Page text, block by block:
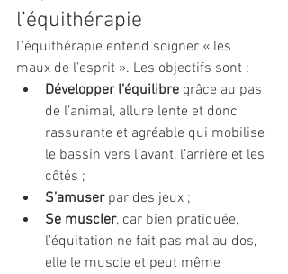
l’équithérapie
L’équithérapie entend soigner « les
maux de l’esprit ». Les objectifs sont :
Développer l’équilibre grâce au pas
de l’animal, allure lente et donc
rassurante et agréable qui mobilise
le bassin vers l’avant, l’arrière et les
côtés ;
S’amuser par des jeux ;
Se muscler, car bien pratiquée,
l’équitation ne fait pas mal au dos,
elle le muscle et peut même